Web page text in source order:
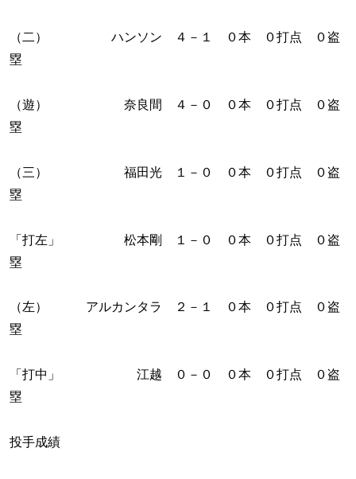
（二） ハンソン ４－１ ０本 ０打点 ０盗
塁
（遊） 奈良間 ４－０ ０本 ０打点 ０盗
塁
（三） 福田光 １－０ ０本 ０打点 ０盗
塁
「打左」 松本剛 １－０ ０本 ０打点 ０盗
塁
（左） アルカンタラ ２－１ ０本 ０打点 ０盗
塁
「打中」 江越 ０－０ ０本 ０打点 ０盗
塁
投手成績